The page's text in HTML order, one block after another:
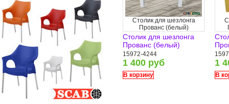
Столик для шезлонга
Прованс (белый)
Столик для шезлонга
Прованс (белый)
15972-4244
1 400 руб
В корзину
1
В